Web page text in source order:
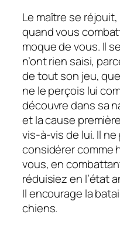
Le maître se
quand vous
moque de vous. Il
n’ont rien saisi,
de tout son jeu,
ne le perçois lui
découvre dans sa
et la cause
vis-à-vis de lui. Il
considérer comme
vous, en
réduisiez en l’état
Il encourage la
chiens.